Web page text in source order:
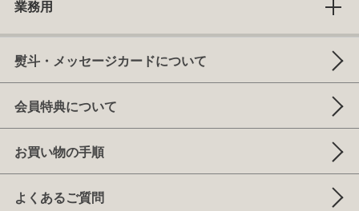
業務用
熨斗・メッセージカードについて
会員特典について
お買い物の手順
よくあるご質問